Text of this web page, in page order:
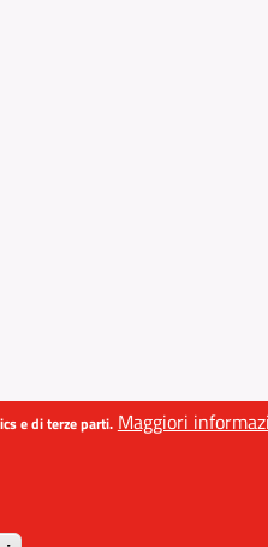
e di terze parti. Maggiori